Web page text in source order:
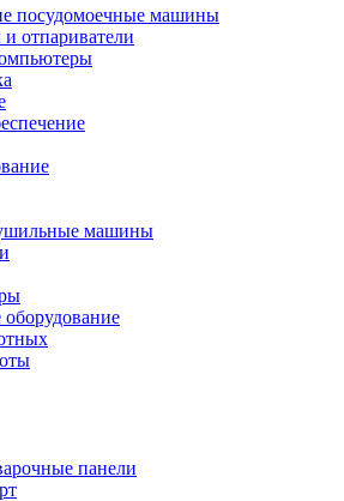
посудомоечные машины
отпариватели
машины
панели